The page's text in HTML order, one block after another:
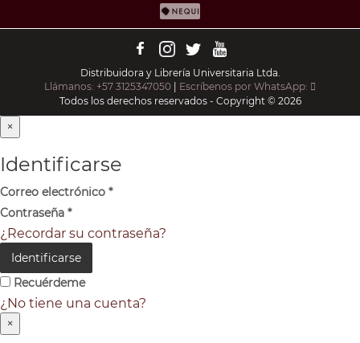
Distribuidora y Librería Universitaria Ltda.
Llámanos: +57 3125347050
Escríbenos por WhatsApp:
Todos los derechos reservados - Copyright © 2026
×
Identificarse
Correo electrónico *
Contraseña *
¿Recordar su contraseña?
Identificarse
Recuérdeme
¿No tiene una cuenta?
×